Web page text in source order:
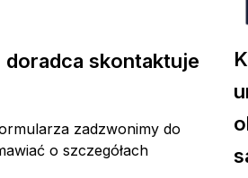
doradca skontaktuje
zadzwonimy do
o szczegółach